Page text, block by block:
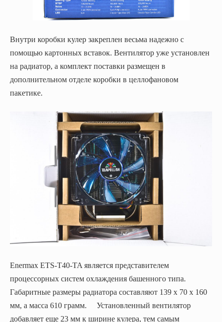
Внутри коробки кулер закреплен весьма надежно с
помощью картонных вставок. Вентилятор уже установлен
на радиатор, а комплект поставки размещен в
дополнительном отделе коробки в целлофановом
пакетике.
Enermax ETS-T40-TA является представителем
процессорных систем охлаждения башенного типа.
Габаритные размеры радиатора составляют 139 х 70 х 160
мм, а масса 610 грамм. Установленный вентилятор
добавляет еще 23 мм к ширине кулера, тем самым